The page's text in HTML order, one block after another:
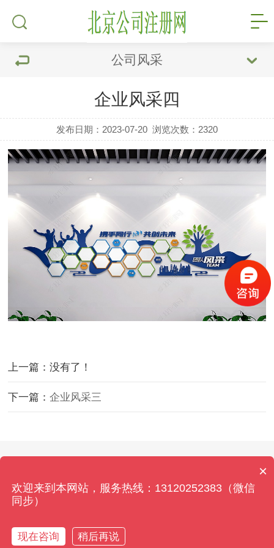
公司风采
企业风采四
发布日期：2023-07-20 浏览次数： 2320
上一篇：没有了！
下一篇：企业风采三
Reserved. 本站内容如有侵权,请联系客服删除！
京ICP备2021034375号-13
×
欢迎来到本网站，服务热线：13120252383（微信
同步）
现在咨询 稍后再说